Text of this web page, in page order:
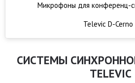
Микрофоны для конференц-
Televic D-Cerno
СИСТЕМЫ
TELEVIC